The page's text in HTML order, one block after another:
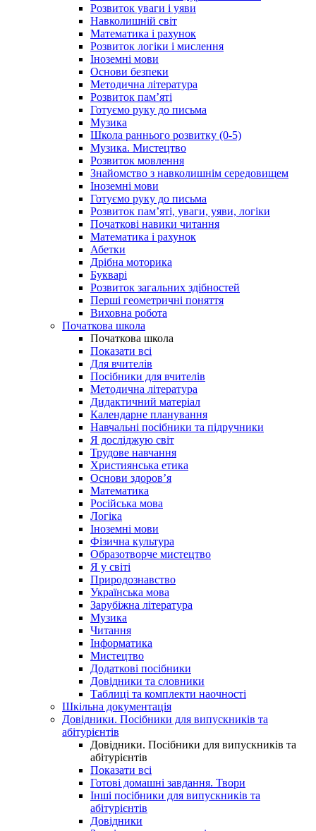
Розвиток уваги і уяви
Навколишній світ
Математика і рахунок
Розвиток логіки і мислення
Іноземні мови
Основи безпеки
Методична література
Розвиток пам’яті
Готуємо руку до письма
Музика
Школа раннього розвитку (0-5)
Музика. Мистецтво
Розвиток мовлення
Знайомство з навколишнім середовищем
Іноземні мови
Готуємо руку до письма
Розвиток пам’яті, уваги, уяви, логіки
Початкові навики читання
Математика і рахунок
Абетки
Дрібна моторика
Букварі
Розвиток загальних здібностей
Перші геометричні поняття
Виховна робота
Початкова школа
Початкова школа
Показати всі
Для вчителів
Посібники для вчителів
Методична література
Дидактичний матеріал
Календарне планування
Навчальні посібники та підручники
Я досліджую світ
Трудове навчання
Християнська етика
Основи здоров’я
Математика
Російська мова
Логіка
Іноземні мови
Фізична культура
Образотворче мистецтво
Я у світі
Природознавство
Українська мова
Зарубіжна література
Музика
Читання
Інформатика
Мистецтво
Додаткові посібники
Довідники та словники
Таблиці та комплекти наочності
Шкільна документація
Довідники. Посібники для випускників та
абітурієнтів
Довідники. Посібники для випускників та
абітурієнтів
Показати всі
Готові домашні завдання. Твори
Інші посібники для випускників та
абітурієнтів
Довідники